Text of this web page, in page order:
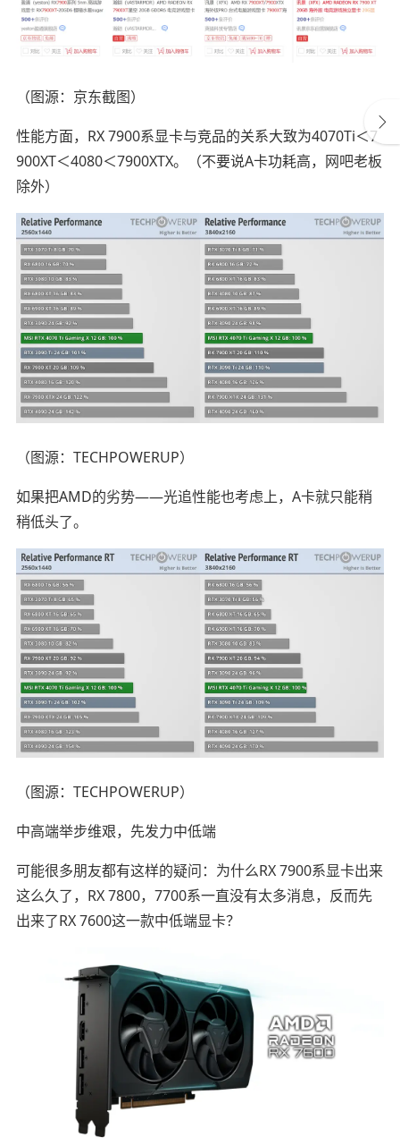
（图源：京东截图）
性能方面，RX 7900系显卡与竞品的关系大致为4070Ti＜7
900XT＜4080＜7900XTX。（不要说A卡功耗高，网吧老板
除外）
（图源：TECHPOWERUP）
如果把AMD的劣势——光追性能也考虑上，A卡就只能稍
稍低头了。
（图源：TECHPOWERUP）
中高端举步维艰，先发力中低端
可能很多朋友都有这样的疑问：为什么RX 7900系显卡出来
这么久了，RX 7800，7700系一直没有太多消息，反而先
出来了RX 7600这一款中低端显卡？